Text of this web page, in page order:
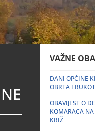
VAŽNE
DANI OPĆINE
OBRTA I
OBAVIJEST O
KOMARACA NA
KRIŽ